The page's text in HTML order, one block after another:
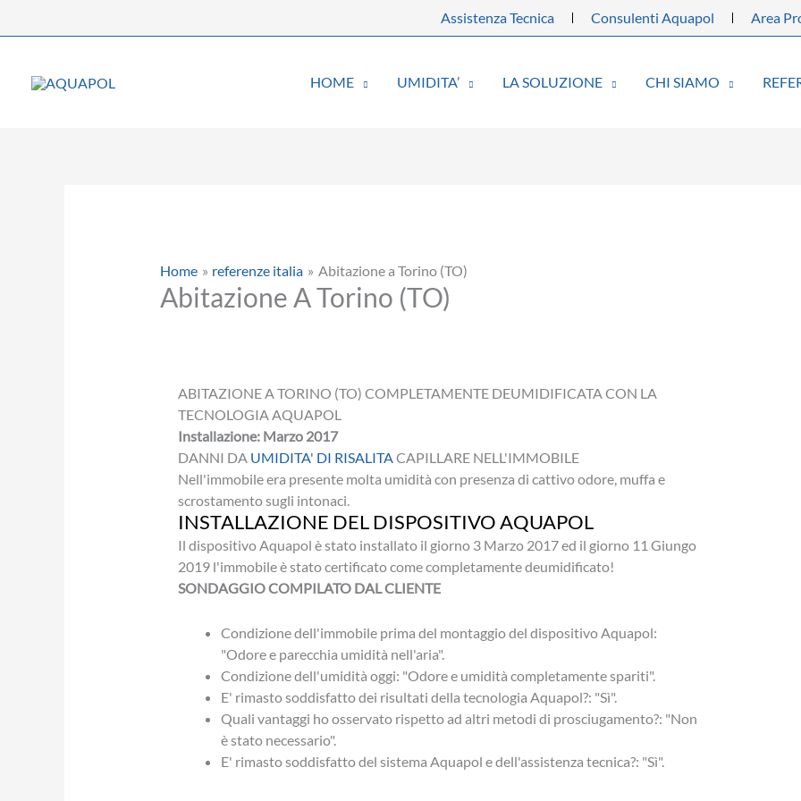
Assistenza Tecnica Consulenti Aquapol Area
HOME UMIDITA’ LA SOLUZIONE CHI SIAMO
Home referenze italia Abitazione a Torino (TO)
Abitazione A Torino (TO)
ABITAZIONE A TORINO (TO) COMPLETAMENTE DEUMIDIFICATA CON LA
TECNOLOGIA AQUAPOL
Installazione: Marzo 2017
DANNI DA UMIDITA' DI RISALITACAPILLARE NELL'IMMOBILE
Nell'immobile era presente molta umidità con presenza di cattivo odore, muffa e
scrostamento sugli intonaci.
INSTALLAZIONE DEL DISPOSITIVO AQUAPOL
Il dispositivo Aquapol è stato installato il giorno 3 Marzo 2017 ed il giorno 11 Giungo
2019 l'immobile è stato certificato come completamente deumidificato!
SONDAGGIO COMPILATO DAL CLIENTE
Condizione dell'immobile prima del montaggio del dispositivo Aquapol:
"Odore e parecchia umidità nell'aria".
Condizione dell'umidità oggi: "Odore e umidità completamente spariti".
E' rimasto soddisfatto dei risultati della tecnologia Aquapol?: "Sì".
Quali vantaggi ho osservato rispetto ad altri metodi di prosciugamento?: "Non
è stato necessario".
E' rimasto soddisfatto del sistema Aquapol e dell'assistenza tecnica?: "Sì".